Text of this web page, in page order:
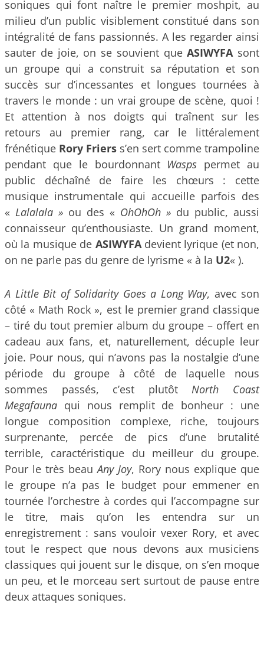
soniques qui font naître le premier moshpit, au
milieu d’un public visiblement constitué dans son
intégralité de fans passionnés. A les regarder ainsi
sauter de joie, on se souvient queASIWYFA sont
un groupe qui a construit sa réputation et son
succès sur d’incessantes et longues tournées à
travers le monde : un vrai groupe de scène, quoi !
Et attention à nos doigts qui traînent sur les
retours au premier rang, car le littéralement
frénétique Rory Friers s’en sert comme trampoline
pendant que le bourdonnant Wasps permet au
public déchaîné de faire les chœurs : cette
musique instrumentale qui accueille parfois des
« Lalalala » ou des « OhOhOh » du public, aussi
connaisseur qu’enthousiaste. Un grand moment,
où la musique de ASIWYFAdevient lyrique (et non,
on ne parle pas du genre de lyrisme « à la U2« ).
A Little Bit of Solidarity Goes a Long Way, avec son
côté « Math Rock », est le premier grand classique
– tiré du tout premier album du groupe – offert en
cadeau aux fans, et, naturellement, décuple leur
joie. Pour nous, qui n’avons pas la nostalgie d’une
période du groupe à côté de laquelle nous
sommes passés, c’est plutôtNorth Coast
Megafauna qui nous remplit de bonheur : une
longue composition complexe, riche, toujours
surprenante, percée de pics d’une brutalité
terrible, caractéristique du meilleur du groupe.
Pour le très beauAny Joy, Rory nous explique que
le groupe n’a pas le budget pour emmener en
tournée l’orchestre à cordes qui l’accompagne sur
le titre, mais qu’on les entendra sur un
enregistrement : sans vouloir vexer Rory, et avec
tout le respect que nous devons aux musiciens
classiques qui jouent sur le disque, on s’en moque
un peu, et le morceau sert surtout de pause entre
deux attaques soniques.